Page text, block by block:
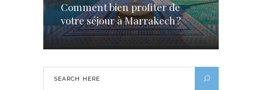
Comment bien profiter de
votre séjour à Marrakech ?